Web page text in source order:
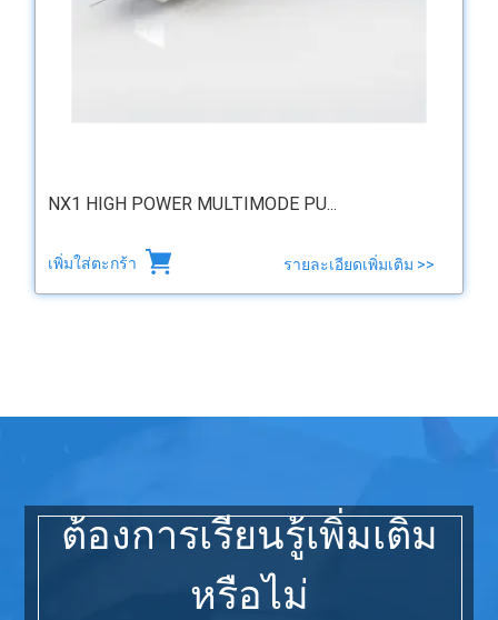
NX1 HIGH POWER MULTIMODE PU...
เพิ่มใส่ตะกร้า รายละเอียดเพิ่มเติม >>
ต้องการเรียนรู้เพิ่มเติม
หรือไม่